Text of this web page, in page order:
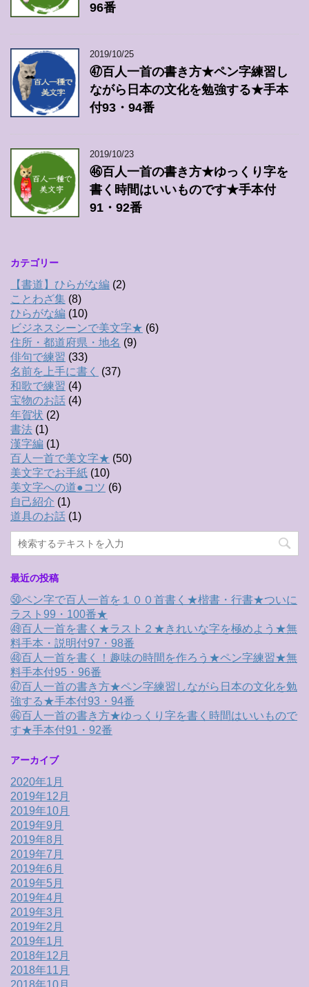
96番
2019/10/25
㊼百人一首の書き方★ペン字練習し
ながら日本の文化を勉強する★手本
付93・94番
2019/10/23
㊻百人一首の書き方★ゆっくり字を
書く時間はいいものです★手本付
91・92番
カテゴリー
【書道】ひらがな編 (2)
ことわざ集 (8)
ひらがな編 (10)
ビジネスシーンで美文字★ (6)
住所・都道府県・地名 (9)
俳句で練習 (33)
名前を上手に書く
(37)
和歌で練習 (4)
宝物のお話 (4)
年賀状 (2)
書法 (1)
漢字編 (1)
百人一首で美文字★ (50)
美文字でお手紙 (10)
美文字への道●コツ (6)
自己紹介 (1)
道具のお話 (1)
最近の投稿
㊿ペン字で百人一首を１００首書く★楷書・行書★ついに
ラスト99・100番★
㊾百人一首を書く★ラスト２★きれいな字を極めよう★無
料手本・説明付97・98番
㊽百人一首を書く！趣味の時間を作ろう★ペン字練習★無
料手本付95・96番
㊼百人一首の書き方★ペン字練習しながら日本の文化を勉
強する★手本付93・94番
㊻百人一首の書き方★ゆっくり字を書く時間はいいもので
す★手本付91・92番
アーカイブ
2020年1月
2019年12月
2019年10月
2019年9月
2019年8月
2019年7月
2019年6月
2019年5月
2019年4月
2019年3月
2019年2月
2019年1月
2018年12月
2018年11月